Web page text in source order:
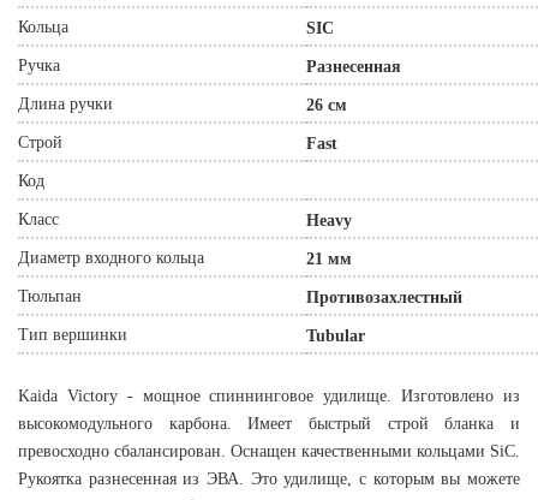
Кольца SIC
Ручка Разнесенная
Длина ручки 26 см
Строй Fast
Код
Класс Heavy
Диаметр входного кольца 21 мм
Тюльпан Противозахлестный
Тип вершинки Tubular
Kaida Victory - мощное спиннинговое удилище. Изготовлено из
высокомодульного карбона. Имеет быстрый строй бланка и
превосходно сбалансирован. Оснащен качественными кольцами SiC.
Рукоятка разнесенная из ЭВА. Это удилище, с которым вы можете